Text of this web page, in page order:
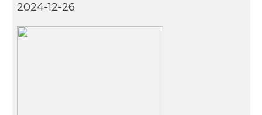
2024-12-26